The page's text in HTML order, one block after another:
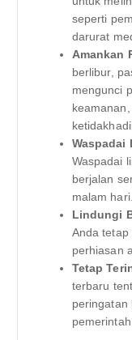
seperti
darurat
Amankan
berlibur,
mengunci
Waspadai
Waspadai
berjalan
malam hari.
Lindungi
Anda
perhiasan
Tetap
terbaru
peringatan
pemerintah.